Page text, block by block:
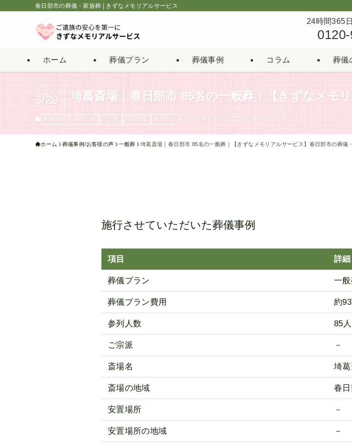
春日部市の葬儀・家族葬 | きずなメモリアルサービス
ホーム 葬儀プラン 葬儀事例 コラム 葬儀
24時間365
埼葛斎場｜春日部市 85名の一般葬｜【きずなメモ
2025
3/20
葬儀事例/お客様の声 一般葬 埼葛斎場 春日部市 2024年9月16日 2025年3月20日
ホーム 葬儀事例/お客様の声 一般葬 埼葛斎場｜春日部市 85名の一般葬｜【きずなメモリアルサービス】春日部市の葬儀
施行させていただいた葬儀事例
項目 詳細
葬儀プラン 一
葬儀プラン費用 約
参列人数 85人
ご宗派 －
斎場名 埼
斎場の地域 春
安置場所 －
安置場所の地域 －